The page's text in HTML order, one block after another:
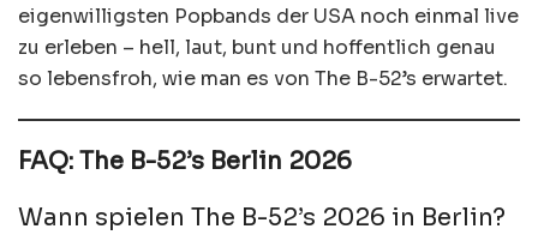
eigenwilligsten Popbands der USA noch einmal live
zu erleben – hell, laut, bunt und hoffentlich genau
so lebensfroh, wie man es von The B-52’s erwartet.
FAQ: The B-52’s Berlin 2026
Wann spielen The B-52’s 2026 in Berlin?